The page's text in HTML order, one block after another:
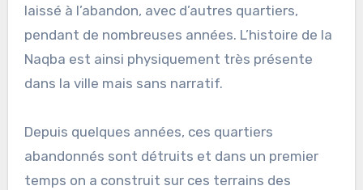
laissé à l’abandon, avec d’autres quartiers,
pendant de nombreuses années. L’histoire de la
Naqba est ainsi physiquement très présente
dans la ville mais sans narratif.
Depuis quelques années, ces quartiers
abandonnés sont détruits et dans un premier
temps on a construit sur ces terrains des